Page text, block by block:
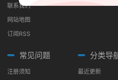
联系我们
网站地图
订阅RSS
常见问题
注册须知
分类导
最近更新